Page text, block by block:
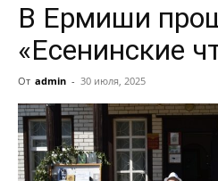
В Ермиши
«Есенинские
От admin - 30 июля, 2025